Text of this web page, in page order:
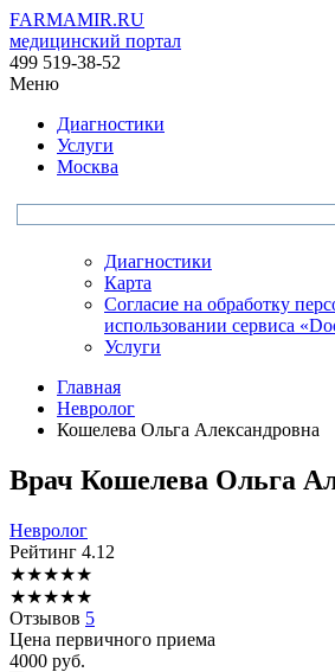
FARMAMIR.RU
медицинский портал
499 519-38-52
Меню
Диагностики
Услуги
Москва
Диагностики
Карта
Согласие на обработку
использовании сервиса
Услуги
Главная
Невролог
Кошелева Ольга Александровна
Врач Кошелева Ольга
Невролог
Рейтинг 4.12
★★★★★
★★★★★
Отзывов 5
Цена первичного приема
4000 руб.